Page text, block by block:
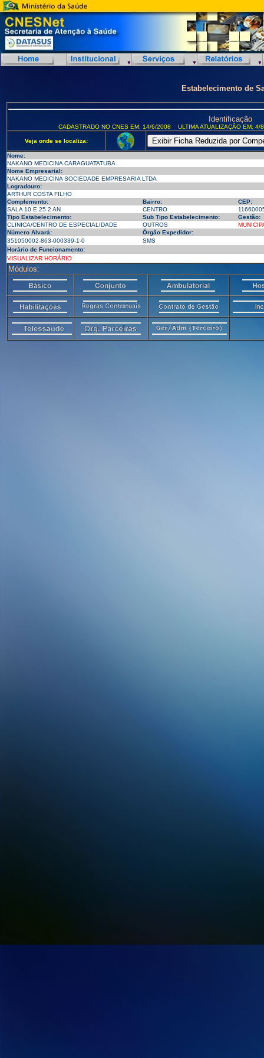
Estabelecimento de
Identificação
CADASTRADO NO CNES EM: 14/6/2008 ULTIMA ATUALIZAÇÃO EM:
Veja onde se localiza:
Nome:
NAKANO MEDICINA CARAGUATATUBA
Nome Empresarial:
NAKANO MEDICINA SOCIEDADE EMPRESARIA LTDA
Logradouro:
ARTHUR COSTA FILHO
Complemento:
Bairro:
CEP:
SALA 10 E 25 2 AN
CENTRO
Tipo Estabelecimento:
Sub Tipo Estabelecimento:
Gestão:
CLINICA/CENTRO DE ESPECIALIDADE
OUTROS
Número Alvará:
Órgão Expedidor:
351050002-863-000339-1-0
SMS
Horário de Funcionamento:
VISUALIZAR HORÁRIO
Módulos: